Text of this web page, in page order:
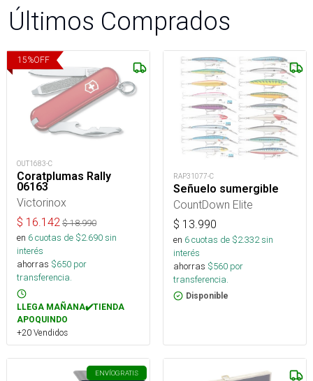
Últimos Comprados
15%OFF
OUT1683-C
Coratplumas Rally
06163
Victorinox
$ 16.142 $18.990
en 6cuotas de $2.690sin
interés
ahorras $650 por
transferencia.
LLEGA MAÑANA✔️TIENDA
APOQUINDO
+20 Vendidos
RAP31077-C
Señuelo sumergible
CountDown Elite
$ 13.990
en 6cuotas de $2.332sin
interés
ahorras $560 por
transferencia.
Disponible
ENVÍOGRATIS